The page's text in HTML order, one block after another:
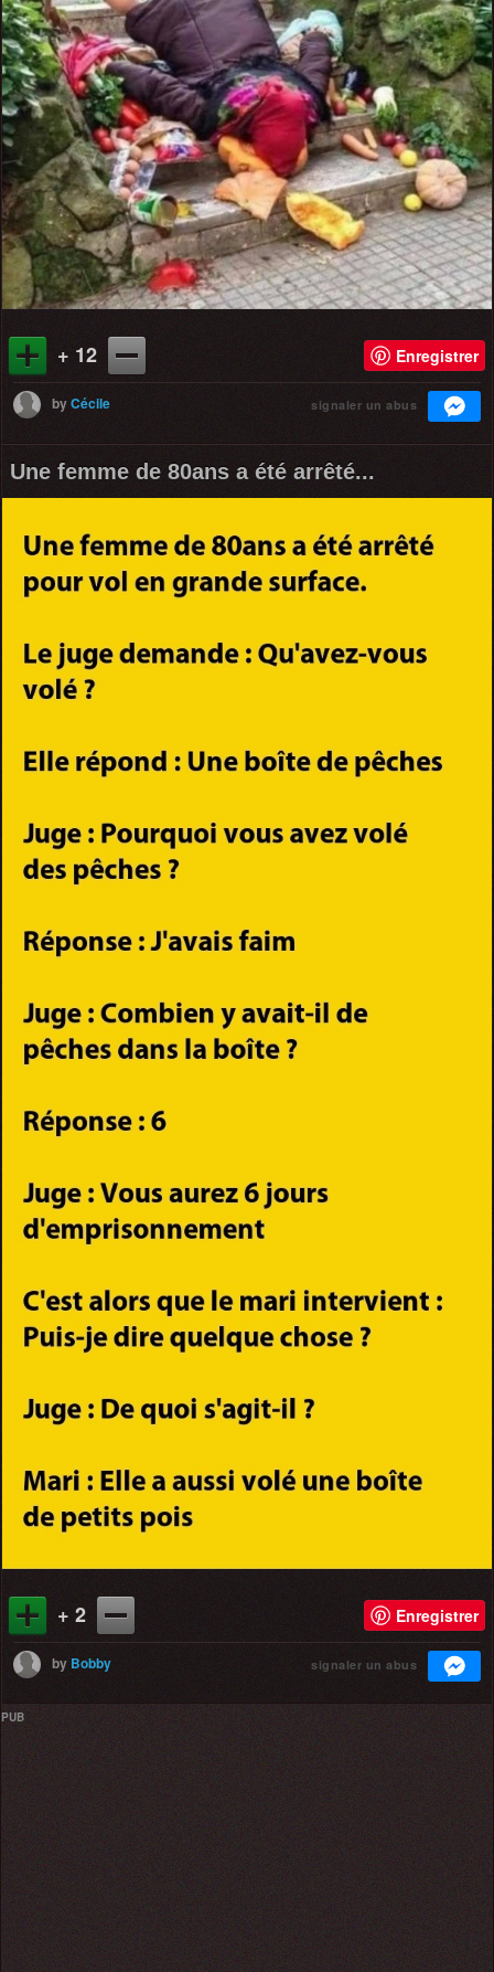
+ 12 Enregistrer
byCécile signaler un abus
Une femme de 80ans a été arrêté...
+ 2 Enregistrer
by Bobby signaler un abus
PUB